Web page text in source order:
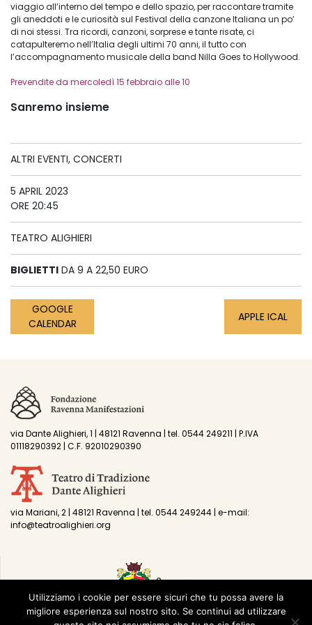
viaggio all’interno del tempo e dello spazio, per raccontare tramite
gli aneddoti e le curiosità sul Festival della canzone Italiana un po’
di noi stessi. Tra ricordi, canzoni, sorprese e tante risate, ci
catapulteremo nell’Italia degli ultimi 70 anni, il tutto con
l’accompagnamento musicale della band Nilla Goes to Hollywood.
Prevendite da mercoledì 15 febbraio alle 10
Sanremo insieme
ALTRI EVENTI, CONCERTI
5 APRIL 2023
ORE 20:45
TEATRO ALIGHIERI
BIGLIETTI DA 9 A 22,50 EURO
GOOGLE
CALENDAR
APPLE ICAL
via Dante Alighieri, 1 | 48121 Ravenna | tel. 0544 249211 | P.IVA
01118290392 | C.F. 92010290390
via Mariani, 2 | 48121 Ravenna | tel. 0544 249244 | e-mail:
info@teatroalighieri.org
Utilizziamo i cookie per essere sicuri che tu possa avere la
migliore esperienza sul nostro sito. Se continui ad utilizzare